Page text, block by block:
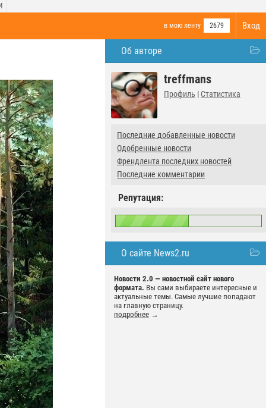
Вход
в мою ленту 2679
Об авторе
treffmans
Профиль | Статистика
Последние добавленные новости
Одобренные новости
Френдлента последних новостей
Последние комментарии
Репутация:
О сайте News2.ru
Новости 2.0 — новостной сайт нового
формата. Вы сами выбираете интересные и
актуальные темы. Самые лучшие попадают
на главную страницу.
подробнее →